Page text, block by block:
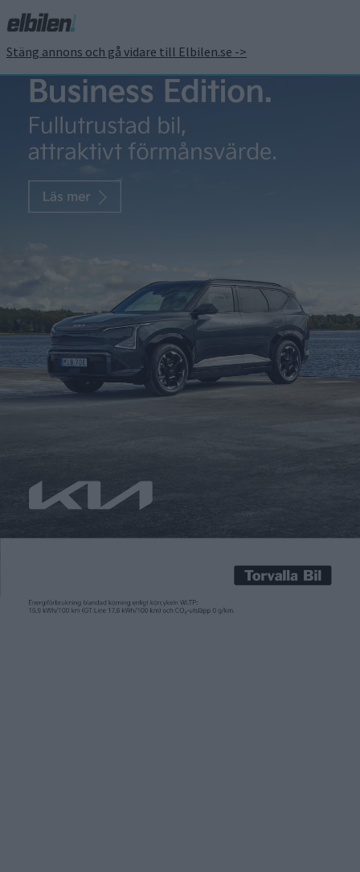
Stäng annons och gå vidare till Elbilen.se ->
Ny station öppnad – här
kan du tanka vätgas hos
OKQ8
Carl Undéhn
nionde station för vätgas och den första som öppnas och drivs
att ett större drivmedelsbolag. Stationen är placerad vid
Möjligheten att tanka vätgas ökar nu i Sverige när OKQ8
öppnar sin första station för det i Göteborg. Det blir landets